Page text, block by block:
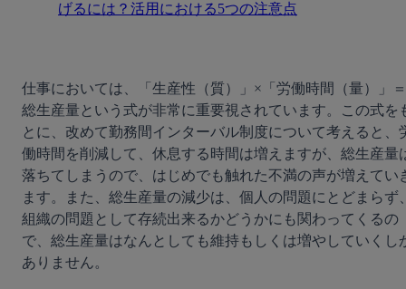
げるには？活用における5つの注意点
仕事においては、「生産性（質）」×「労働時間（量）」＝
総生産量という式が非常に重要視されています。この式を
とに、改めて勤務間インターバル制度について考えると、
働時間を削減して、休息する時間は増えますが、総生産量
落ちてしまうので、はじめでも触れた不満の声が増えてい
ます。
また、総生産量の減少は、個人の問題にとどまらず
組織の問題として存続出来るかどうかにも関わってくるの
で、総生産量はなんとしても維持もしくは増やしていくし
ありません。